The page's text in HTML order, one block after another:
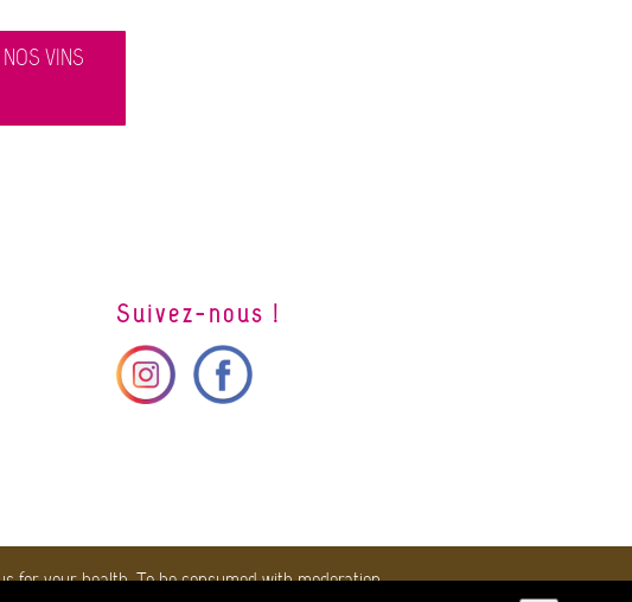
VINS
Suivez-nous !
for your health. To be consumed with moderation.